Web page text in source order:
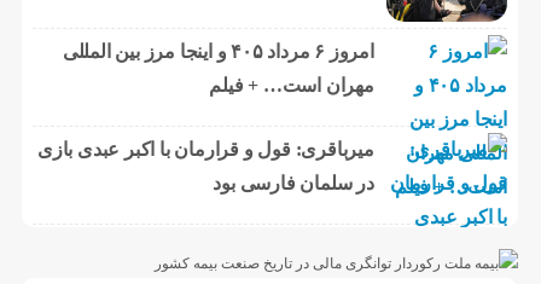
امروز ۶ مرداد ۴۰۵ و اینجا مرز بین المللی
مهران است… + فیلم
میرباقری: قول و قرارمان با اکبر عبدی بازی
در سلمان فارسی بود